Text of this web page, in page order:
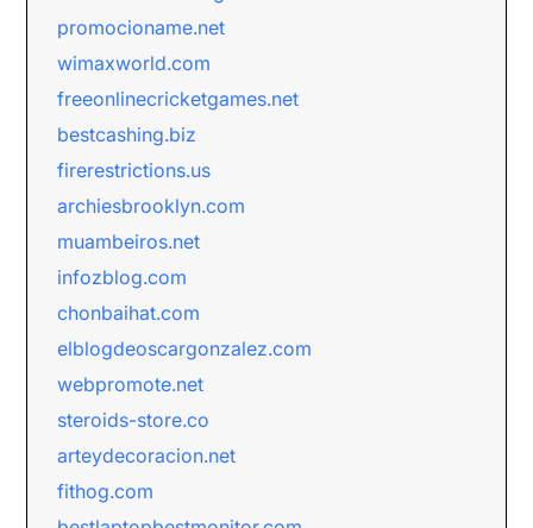
promocioname.net
wimaxworld.com
freeonlinecricketgames.net
bestcashing.biz
firerestrictions.us
archiesbrooklyn.com
muambeiros.net
infozblog.com
chonbaihat.com
elblogdeoscargonzalez.com
webpromote.net
steroids-store.co
arteydecoracion.net
fithog.com